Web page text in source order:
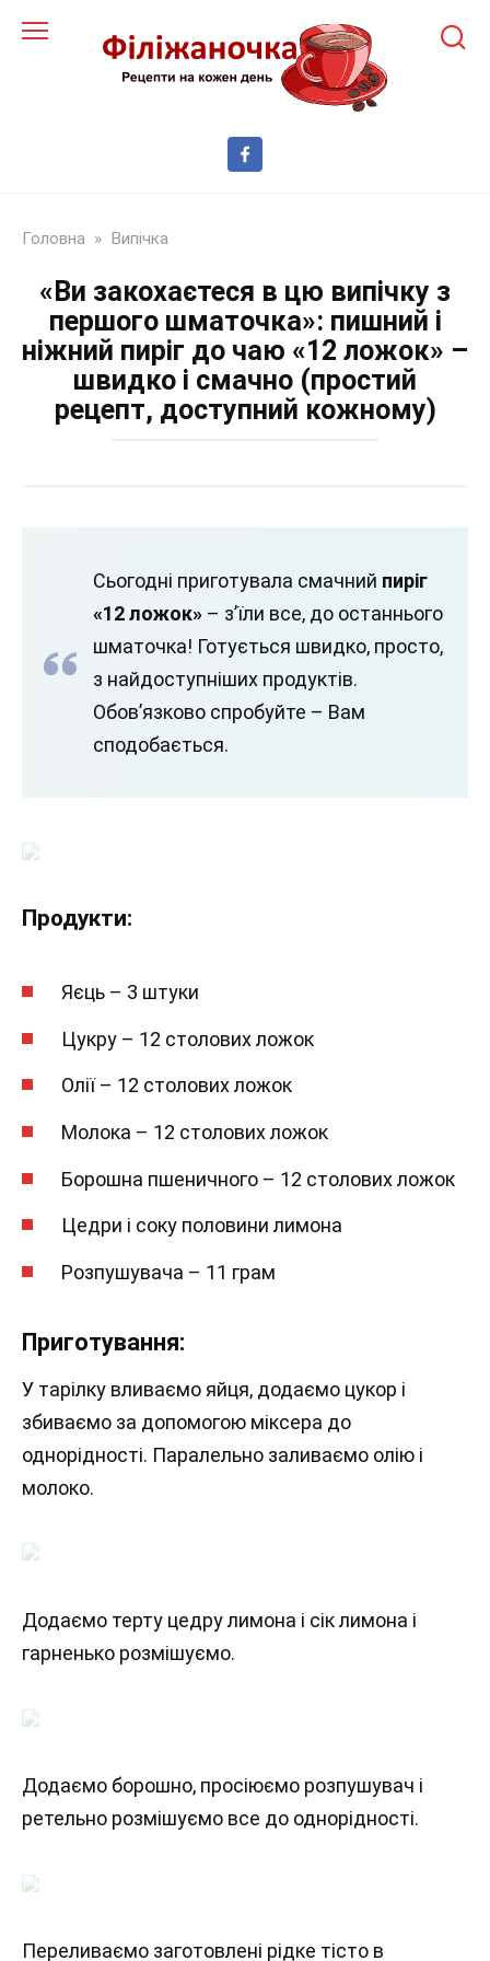
до
Головна » Випічка
«Ви закохаєтеся в цю випічку з
першого шматочка»: пишний і
ніжний пиріг до чаю «12 ложок» –
швидко і смачно (простий
рецепт, доступний кожному)
Сьогодні приготувала смачний пиріг
«12 ложок» – з’їли все, до останнього
шматочка! Готується швидко, просто,
з найдоступніших продуктів.
Обов’язково спробуйте – Вам
сподобається.
Продукти:
Яєць – 3 штуки
Цукру – 12 столових ложок
Олії – 12 столових ложок
Молока – 12 столових ложок
Борошна пшеничного – 12 столових ложок
Цедри і соку половини лимона
Розпушувача – 11 грам
Приготування:
У тарілку вливаємо яйця, додаємо цукор і
збиваємо за допомогою міксера до
однорідності. Паралельно заливаємо олію і
молоко.
Додаємо терту цедру лимона і сік лимона і
гарненько розмішуємо.
Додаємо борошно, просіюємо розпушувач і
ретельно розмішуємо все до однорідності.
Переливаємо заготовлені рідке тісто в